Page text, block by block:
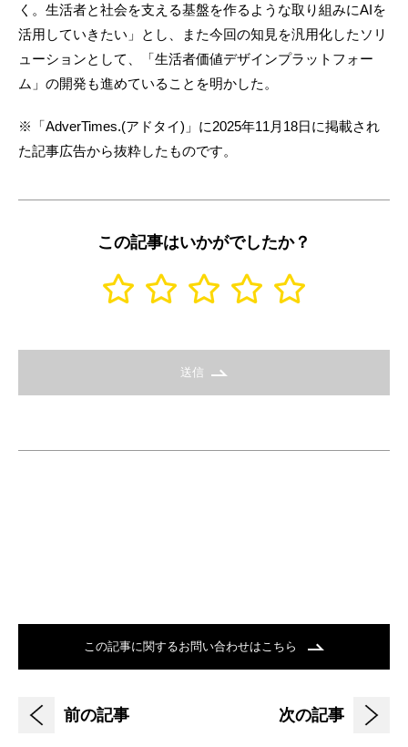
く。生活者と社会を支える基盤を作るような取り組みにAIを
活用していきたい」とし、また今回の知見を汎用化したソリ
ューションとして、「生活者価値デザインプラットフォー
ム」の開発も進めていることを明かした。
※「AdverTimes.(アドタイ)」に2025年11月18日に掲載され
た記事広告から抜粋したものです。
この記事はいかがでしたか？
送信
この記事に関するお問い合わせはこちら
前の記事 次の記事